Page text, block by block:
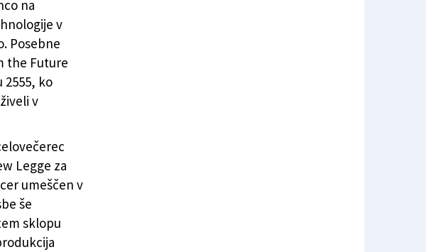
na
v
Posebne
the Future
2555, ko
v
Legge za
umeščen v
še
sklopu